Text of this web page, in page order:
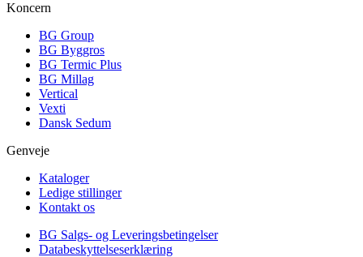
Koncern
BG Group
BG Byggros
BG Termic Plus
BG Millag
Vertical
Vexti
Dansk Sedum
Genveje
Kataloger
Ledige stillinger
Kontakt os
BG Salgs- og Leveringsbetingelser
Databeskyttelseserklæring